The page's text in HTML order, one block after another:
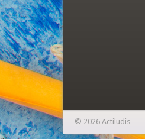
© 2026 Actiludis